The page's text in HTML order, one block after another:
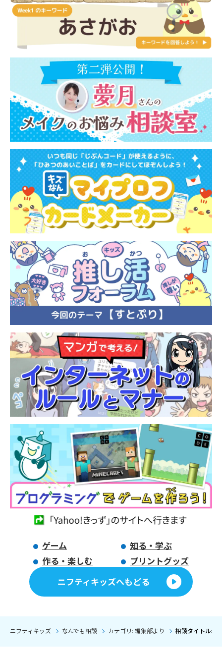
ゲーム
知る・学ぶ
作る・楽しむ
プリントグッズ
ニフティキッズへもどる
ニフティキッズ なんでも相談 カテゴリ: 編集部より 相談タイトル: